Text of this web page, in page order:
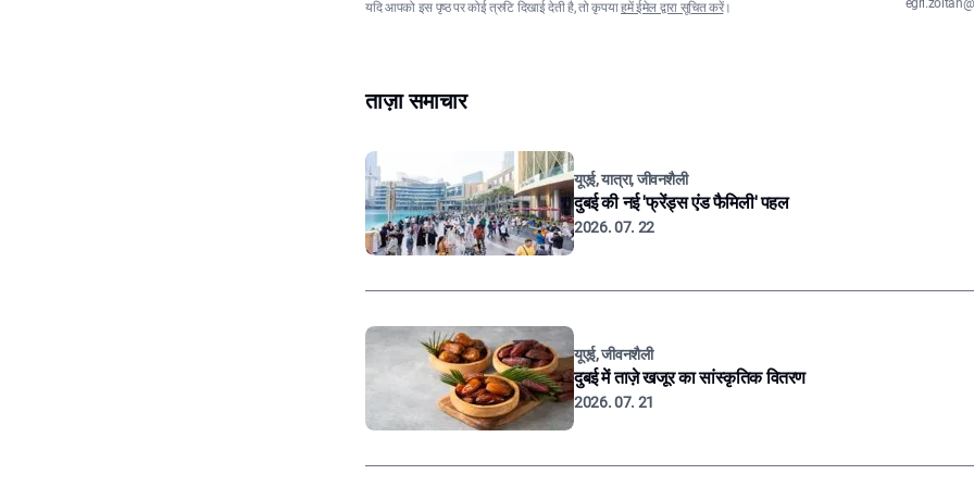
यदि आपको इस पृष्ठ पर कोई त्रुटि दिखाई देती है, तो कृपयाहमें ईमेल द्वारा सूचित करें।
ताज़ा समाचार
यूएई, यात्रा, जीवनशैली
दुबई की नई 'फ्रेंड्स एंड फैमिली' पहल
2026. 07. 22
यूएई, जीवनशैली
दुबई में ताज़े खजूर का सांस्कृतिक वितरण
2026. 07. 21